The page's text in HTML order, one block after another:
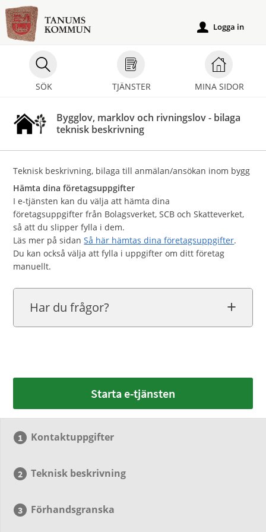
Välkommen
till
e-
tjänster
Tanums
SÖK TJÄNSTER MINA SIDOR
u Logga in
Bygglov, marklov och rivningslov - bilaga
teknisk beskrivning
Teknisk beskrivning, bilaga till anmälan/ansökan inom bygg
Hämta dina företagsuppgifter
I e-tjänsten kan du välja att hämta dina
företagsuppgifter från Bolagsverket, SCB och Skatteverket,
så att du slipper fylla i dem.
Läs mer på sidanSå här hämtas dina företagsuppgifter.
Du kan också välja att fylla i uppgifter om ditt företag
manuellt.
Har du frågor?
Starta e-tjänsten
Kontaktuppgifter
Teknisk beskrivning
Förhandsgranska